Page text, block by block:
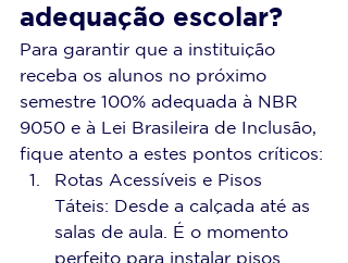
adequação escolar?
Para garantir que a instituição
receba os alunos no próximo
semestre 100% adequada à NBR
9050 e à Lei Brasileira de Inclusão,
fique atento a estes pontos críticos:
Rotas Acessíveis e Pisos
Táteis: Desde a calçada até as
salas de aula. É o momento
perfeito para instalar pisos